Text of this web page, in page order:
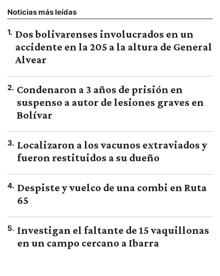
Noticias más leídas
1. Dos bolivarenses involucrados en un
accidente en la 205 a la altura de General
Alvear
2. Condenaron a 3 años de prisión en
suspenso a autor de lesiones graves en
Bolívar
3. Localizaron a los vacunos extraviados y
fueron restituidos a su dueño
4. Despiste y vuelco de una combi en Ruta
65
5. Investigan el faltante de 15 vaquillonas
en un campo cercano a Ibarra